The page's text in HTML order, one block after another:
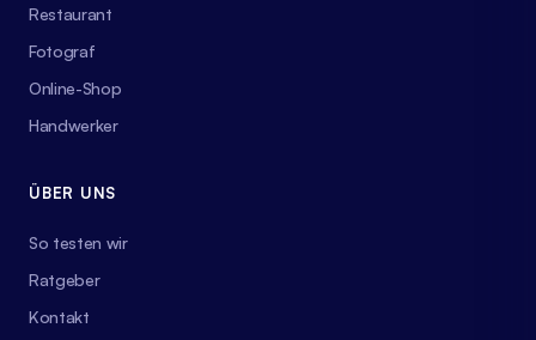
Restaurant
Fotograf
Online-Shop
Handwerker
ÜBER UNS
So testen wir
Ratgeber
Kontakt